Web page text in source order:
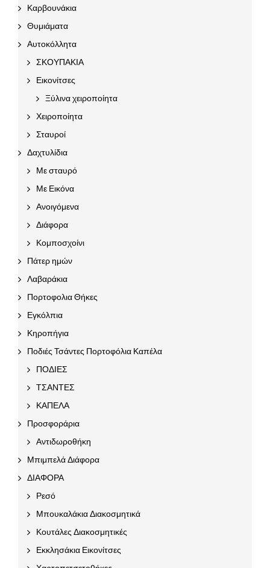
Καρβουνάκια
Θυμιάματα
Αυτοκόλλητα
ΣΚΟΥΠΑΚΙΑ
Εικονίτσες
Ξύλινα χειροποίητα
Χειροποίητα
Σταυροί
Δαχτυλίδια
Με σταυρό
Με Εικόνα
Ανοιγόμενα
Διάφορα
Κομποσχοίνι
Πάτερ ημών
Λαβαράκια
Πορτοφολια Θήκες
Εγκόλπια
Κηροπήγια
Ποδιές Τσάντες Πορτοφόλια Καπέλα
ΠΟΔΙΕΣ
ΤΣΑΝΤΕΣ
ΚΑΠΕΛΑ
Προσφοράρια
Αντιδωροθήκη
Μπιμπελά Διάφορα
ΔΙΑΦΟΡΑ
Ρεσό
Μπουκαλάκια Διακοσμητικά
Κουτάλες Διακοσμητικές
Εκκλησάκια Εικονίτσες